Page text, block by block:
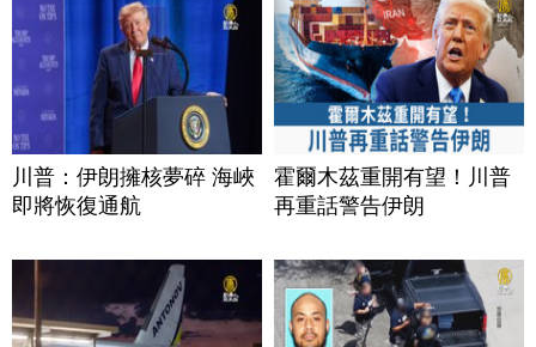
川普：伊朗擁核夢碎 海峽
即將恢復通航
霍爾木茲重開有望！川普
再重話警告伊朗